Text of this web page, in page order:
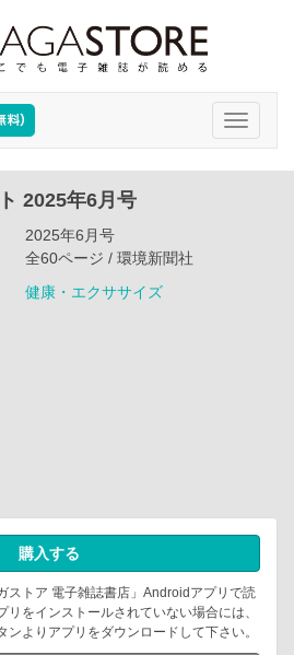
Toggle
2025年6月号
2025年6月号
全60ページ / 環境新聞社
健康・エクササイズ
購入する
ストア 電子雑誌書店」Androidアプリで読
をインストールされていない場合には、
よりアプリをダウンロードして下さい。